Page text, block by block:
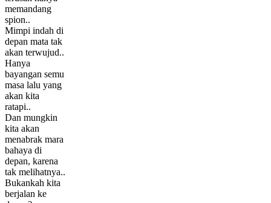
memandang
spion..
Mimpi indah di
depan mata tak
akan terwujud..
Hanya
bayangan semu
masa lalu yang
akan kita
ratapi..
Dan mungkin
kita akan
menabrak mara
bahaya di
depan, karena
tak melihatnya..
Bukankah kita
berjalan ke